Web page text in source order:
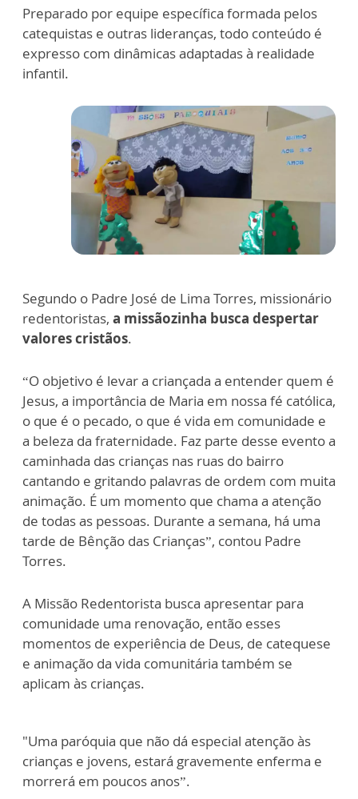
Preparado por equipe específica formada pelos
catequistas e outras lideranças, todo conteúdo é
expresso com dinâmicas adaptadas à realidade
infantil.
Segundo o Padre José de Lima Torres, missionário
redentoristas, a missãozinha busca despertar
valores cristãos.
“O objetivo é levar a criançada a entender quem é
Jesus, a importância de Maria em nossa fé católica,
o que é o pecado, o que é vida em comunidade e
a beleza da fraternidade. Faz parte desse evento a
caminhada das crianças nas ruas do bairro
cantando e gritando palavras de ordem com muita
animação. É um momento que chama a atenção
de todas as pessoas. Durante a semana, há uma
tarde de Bênção das Crianças”, contou Padre
Torres.
A Missão Redentorista busca apresentar para
comunidade uma renovação, então esses
momentos de experiência de Deus, de catequese
e animação da vida comunitária também se
aplicam às crianças.
"Uma paróquia que não dá especial atenção às
crianças e jovens, estará gravemente enferma e
morrerá em poucos anos”.